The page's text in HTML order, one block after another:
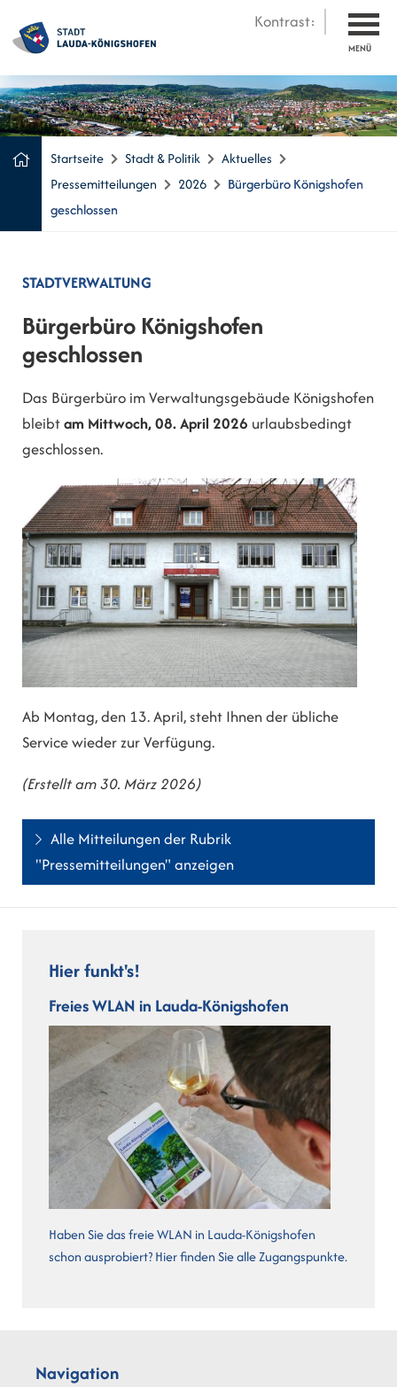
Kontrast:
MENÜ
Startseite Stadt & Politik
Aktuelles
Pressemitteilungen
2026
Bürgerbüro Königshofen
geschlossen
STADTVERWALTUNG
Bürgerbüro Königshofen
geschlossen
Das Bürgerbüro im Verwaltungsgebäude Königshofen
bleibtam Mittwoch, 08. April 2026 urlaubsbedingt
geschlossen.
Ab Montag, den 13. April, steht Ihnen der übliche
Service wieder zur Verfügung.
(Erstellt am 30. März 2026)
Alle Mitteilungen der Rubrik
"Pressemitteilungen" anzeigen
Hier funkt's!
Freies WLAN in Lauda-Königshofen
Haben Sie das freie WLAN in Lauda-Königshofen
schon ausprobiert? Hier finden Sie alle Zugangspunkte.
Navigation